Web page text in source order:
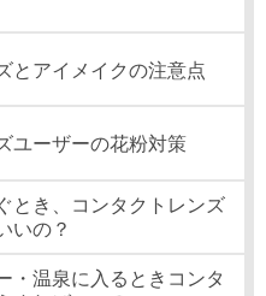
とアイメイクの注意点
ユーザーの花粉対策
とき、コンタクトレンズ
いの？
・温泉に入るときコンタ